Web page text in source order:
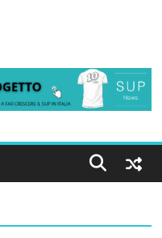
con la giornata della
per lo IOR